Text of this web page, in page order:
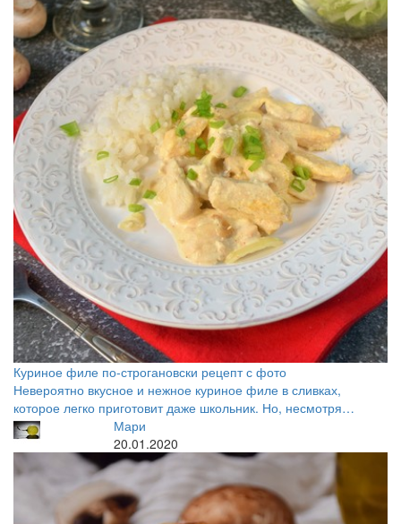
Куриное филе по-строгановски рецепт с фото
Невероятно вкусное и нежное куриное филе в сливках,
которое легко приготовит даже школьник. Но, несмотря…
Мари
20.01.2020